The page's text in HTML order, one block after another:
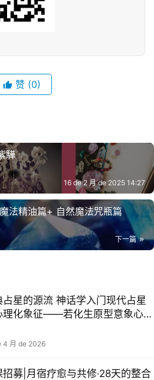
赞 (0)
驊
16 de 2 月 de 2025 14:27
下一篇
占星的源流 神话学入门现代占星
理化象征——若化生原型意象心理
4 月 de 2026
招募|月宿疗愈与共修·28天的整合